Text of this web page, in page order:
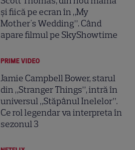
și fiică pe ecran în „My
Mother's Wedding”. Când
apare filmul pe SkyShowtime
PRIME VIDEO
Jamie Campbell Bower, starul
din „Stranger Things”, intră în
universul „Stăpânul Inelelor”.
Ce rol legendar va interpreta în
sezonul 3